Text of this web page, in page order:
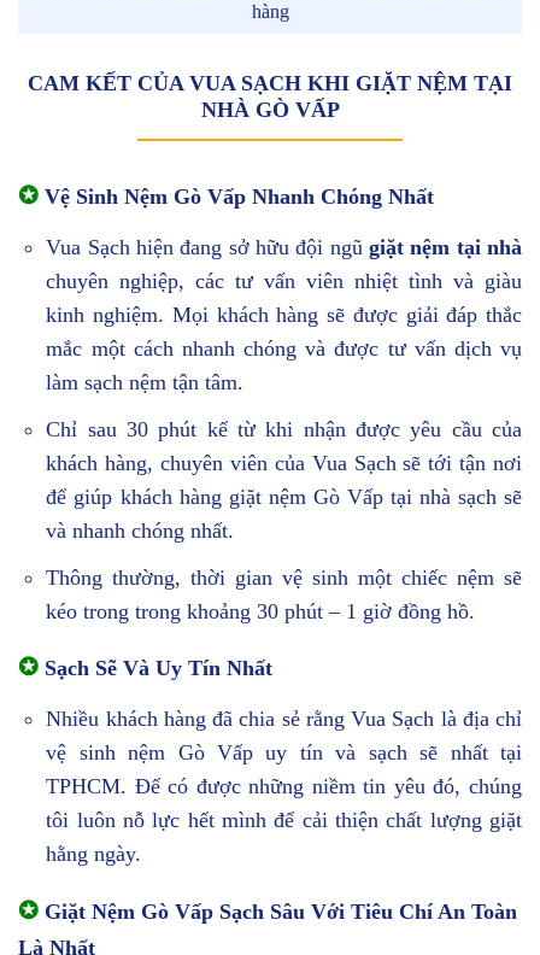
hàng
CAM KẾT CỦA VUA SẠCH KHI GIẶT NỆM TẠI
NHÀ GÒ VẤP
✪ Vệ Sinh Nệm Gò Vấp Nhanh Chóng Nhất
Vua Sạch hiện đang sở hữu đội ngũgiặt nệm tại nhà
chuyên nghiệp, các tư vấn viên nhiệt tình và giàu
kinh nghiệm. Mọi khách hàng sẽ được giải đáp thắc
mắc một cách nhanh chóng và được tư vấn dịch vụ
làm sạch nệm tận tâm.
Chỉ sau 30 phút kể từ khi nhận được yêu cầu của
khách hàng, chuyên viên của Vua Sạch sẽ tới tận nơi
để giúp khách hàng giặt nệm Gò Vấp tại nhà sạch sẽ
và nhanh chóng nhất.
Thông thường, thời gian vệ sinh một chiếc nệm sẽ
kéo trong trong khoảng 30 phút – 1 giờ đồng hồ.
✪ Sạch Sẽ Và Uy Tín Nhất
Nhiều khách hàng đã chia sẻ rằng Vua Sạch là địa chỉ
vệ sinh nệm Gò Vấp uy tín và sạch sẽ nhất tại
TPHCM. Để có được những niềm tin yêu đó, chúng
tôi luôn nỗ lực hết mình để cải thiện chất lượng giặt
hằng ngày.
✪ Giặt Nệm Gò Vấp Sạch Sâu Với Tiêu Chí An Toàn
Là Nhất